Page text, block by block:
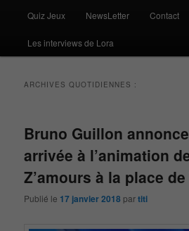
Quiz Jeux NewsLetter Contact
Les interviews de Lora
ARCHIVES QUOTIDIENNES :
Bruno Guillon
arrivée à l’animation
Z’amours à la place de
Publié le 17 janvier 2018 partiti